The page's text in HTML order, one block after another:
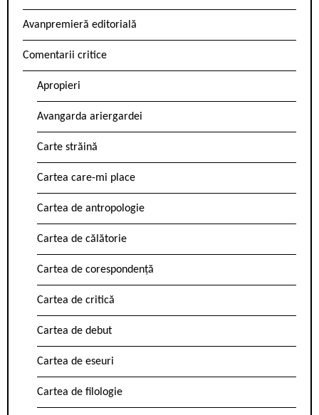
Avanpremieră editorială
Comentarii critice
Apropieri
Avangarda ariergardei
Carte străină
Cartea care-mi place
Cartea de antropologie
Cartea de călătorie
Cartea de corespondență
Cartea de critică
Cartea de debut
Cartea de eseuri
Cartea de filologie